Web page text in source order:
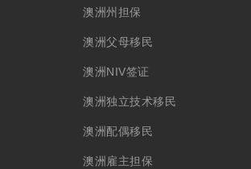
澳洲州担保
澳洲父母移民
澳洲NIV签证
澳洲独立技术移民
澳洲配偶移民
澳洲雇主担保